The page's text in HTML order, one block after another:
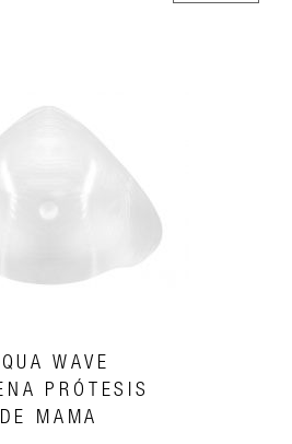
WAVE
PRÓTESIS
DE MAMA